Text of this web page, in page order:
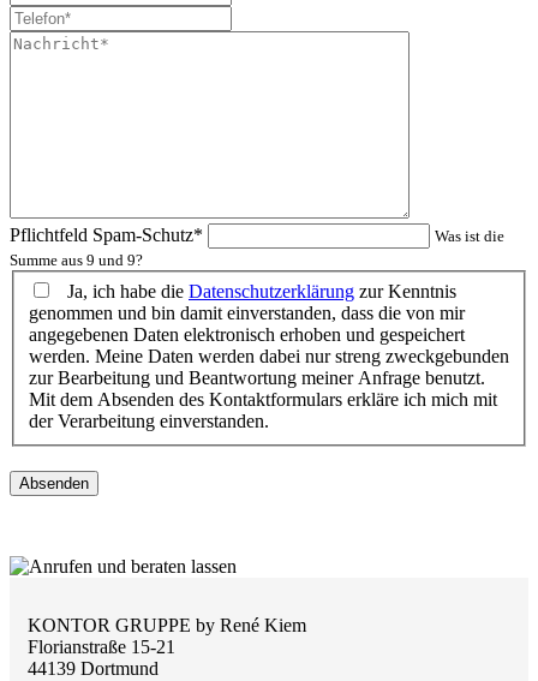
Pflichtfeld Spam-Schutz*
Was ist die
Summe aus 9 und 9?
Ja, ich habe die Datenschutzerklärung zur Kenntnis
genommen und bin damit einverstanden, dass die von mir
angegebenen Daten elektronisch erhoben und gespeichert
werden. Meine Daten werden dabei nur streng zweckgebunden
zur Bearbeitung und Beantwortung meiner Anfrage benutzt.
Mit dem Absenden des Kontaktformulars erkläre ich mich mit
der Verarbeitung einverstanden.
Absenden
KONTOR GRUPPE by René Kiem
Florianstraße 15-21
44139 Dortmund